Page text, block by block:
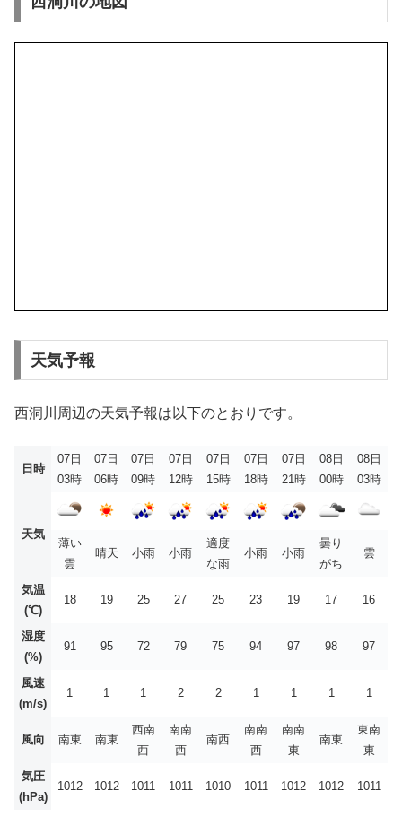
天気予報
西洞川周辺の天気予報は以下のとおりです。
日時
07日
03時
07日
06時
07日
09時
07日
12時
07日
15時
07日
18時
07日
21時
08日
00時
08日
03時
天気
薄い
雲
晴天 小雨 小雨
適度
な雨
小雨 小雨
曇り
がち
雲
気温
(℃)
18 19 25 27 25 23 19 17 16
湿度
(%)
91 95 72 79 75 94 97 98 97
風速
(m/s)
1 1 1 2 2 1 1 1 1
風向 南東 南東
西南
西
南南
西
南西
南南
西
南南
東
南東
東南
東
気圧
(hPa)
1012 1012 1011 1011 1010 1011 1012 1012 1011